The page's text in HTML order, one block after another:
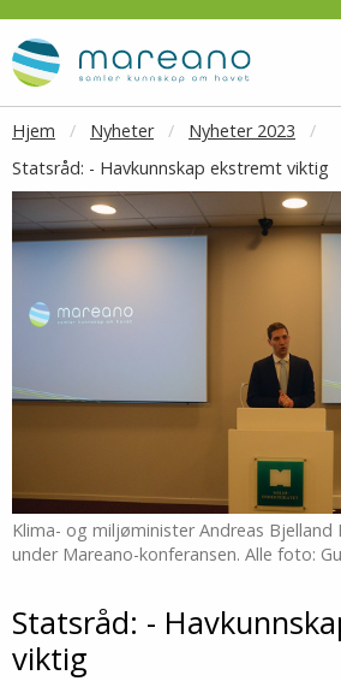
Gå til hovedinnhold
Hjem Nyheter
Nyheter 2023
Statsråd: - Havkunnskap ekstremt viktig
Klima- og miljøminister Andreas Bjelland
under Mareano-konferansen. Alle foto:
Statsråd: -
viktig